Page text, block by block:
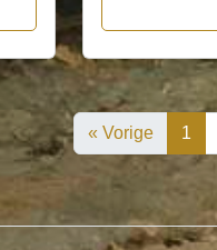
« Vorige 1